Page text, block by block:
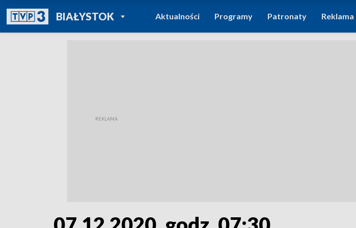
BIAŁYSTOKPOWRÓT DO
TVP REGIONY
Aktualności Programy Patronaty Reklama